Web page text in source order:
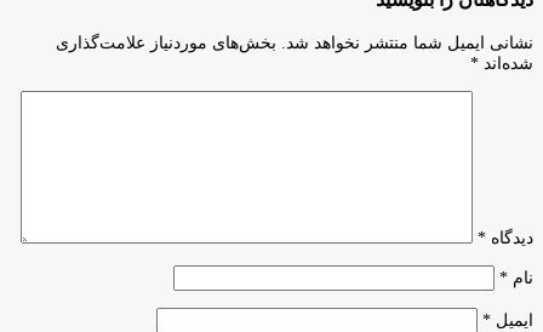
دانش‌بنیان
رقم
خورد:
تولید
دهم
نمونه
خارجی
نشانی ایمیل شما منتشر نخواهد شد.
بخش‌های موردنیاز علامت‌گذاری
شده‌اند *
دیدگاه *
نام *
ایمیل *